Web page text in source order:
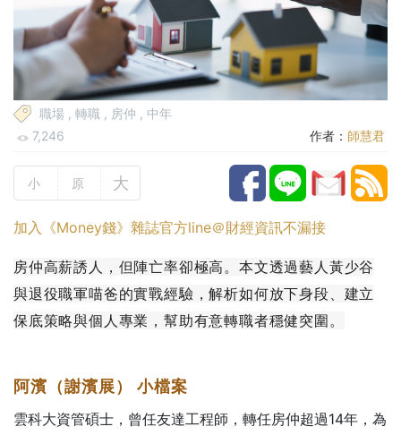
職場 , 轉職 , 房仲 , 中年
7,246
作者： 師慧君
小 原 大
加入《Money錢》雜誌官方line＠財經資訊不漏接
房仲高薪誘人，但陣亡率卻極高。本文透過藝人黃少谷
與退役職軍喵爸的實戰經驗，解析如何放下身段、建立
保底策略與個人專業，幫助有意轉職者穩健突圍。
阿濱（謝濱展） 小檔案
雲科大資管碩士，曾任友達工程師，轉任房仲超過14年，為